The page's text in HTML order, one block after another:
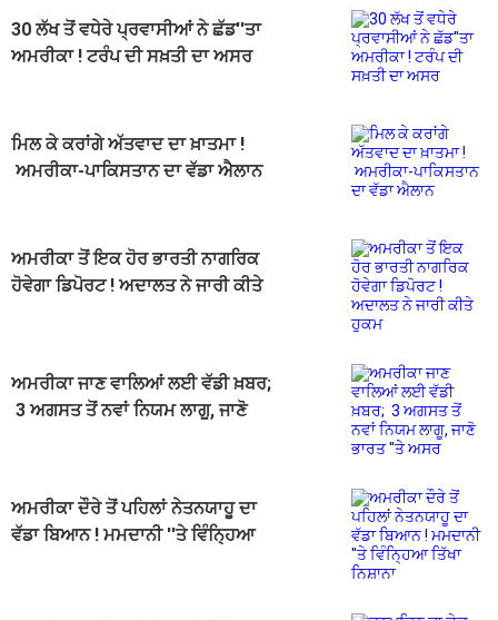
30 ਲੱਖ ਤੋਂ ਵਧੇਰੇ ਪ੍ਰਵਾਸੀਆਂ ਨੇ ਛੱਡ''ਤਾ
ਅਮਰੀਕਾ ! ਟਰੰਪ ਦੀ ਸਖ਼ਤੀ ਦਾ ਅਸਰ
ਮਿਲ ਕੇ ਕਰਾਂਗੇ ਅੱਤਵਾਦ ਦਾ ਖ਼ਾਤਮਾ !
ਅਮਰੀਕਾ-ਪਾਕਿਸਤਾਨ ਦਾ ਵੱਡਾ ਐਲਾਨ
ਅਮਰੀਕਾ ਤੋਂ ਇਕ ਹੋਰ ਭਾਰਤੀ ਨਾਗਰਿਕ
ਹੋਵੇਗਾ ਡਿਪੋਰਟ ! ਅਦਾਲਤ ਨੇ ਜਾਰੀ ਕੀਤੇ
ਅਮਰੀਕਾ ਜਾਣ ਵਾਲਿਆਂ ਲਈ ਵੱਡੀ ਖ਼ਬਰ;
3 ਅਗਸਤ ਤੋਂ ਨਵਾਂ ਨਿਯਮ ਲਾਗੂ, ਜਾਣੋ
ਅਮਰੀਕਾ ਦੌਰੇ ਤੋਂ ਪਹਿਲਾਂ ਨੇਤਨਯਾਹੂ ਦਾ
ਵੱਡਾ ਬਿਆਨ ! ਮਮਦਾਨੀ ''ਤੇ ਵਿੰਨ੍ਹਿਆ